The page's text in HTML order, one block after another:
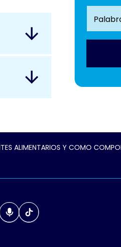
ALIMENTARIOS Y COMO
Año de
PodcastTikTok